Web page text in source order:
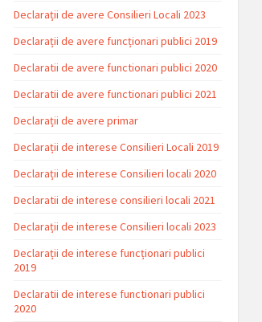
Declarații de avere Consilieri Locali 2023
Declarații de avere funcționari publici 2019
Declaratii de avere functionari publici 2020
Declaratii de avere functionari publici 2021
Declarații de avere primar
Declarații de interese Consilieri Locali 2019
Declarații de interese Consilieri locali 2020
Declaratii de interese consilieri locali 2021
Declarații de interese Consilieri locali 2023
Declarații de interese funcționari publici
2019
Declaratii de interese functionari publici
2020